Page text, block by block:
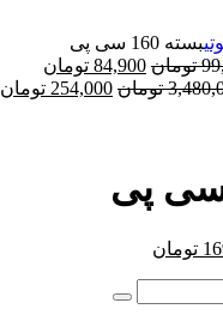
بسته 160 سی پی
تومان 84,900 تومان
تومان 254,000 تومان
تومان